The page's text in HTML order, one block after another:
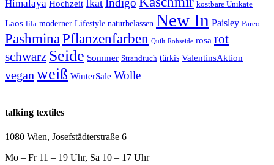
Himalaya Hochzeit Ikat Indigo kostbare Unikate
Laos lila moderner Lifestyle naturbelassen New In Paisley Pareo
PashminaPflanzenfarben Quilt Rohseide rosa rot
schwarz Seide Sommer Strandtuch türkis ValentinsAktion
vegan weiß WinterSale Wolle
talking textiles
1080 Wien, Josefstädterstraße 6
Mo – Fr 11 – 19 Uhr, Sa 10 – 17 Uhr